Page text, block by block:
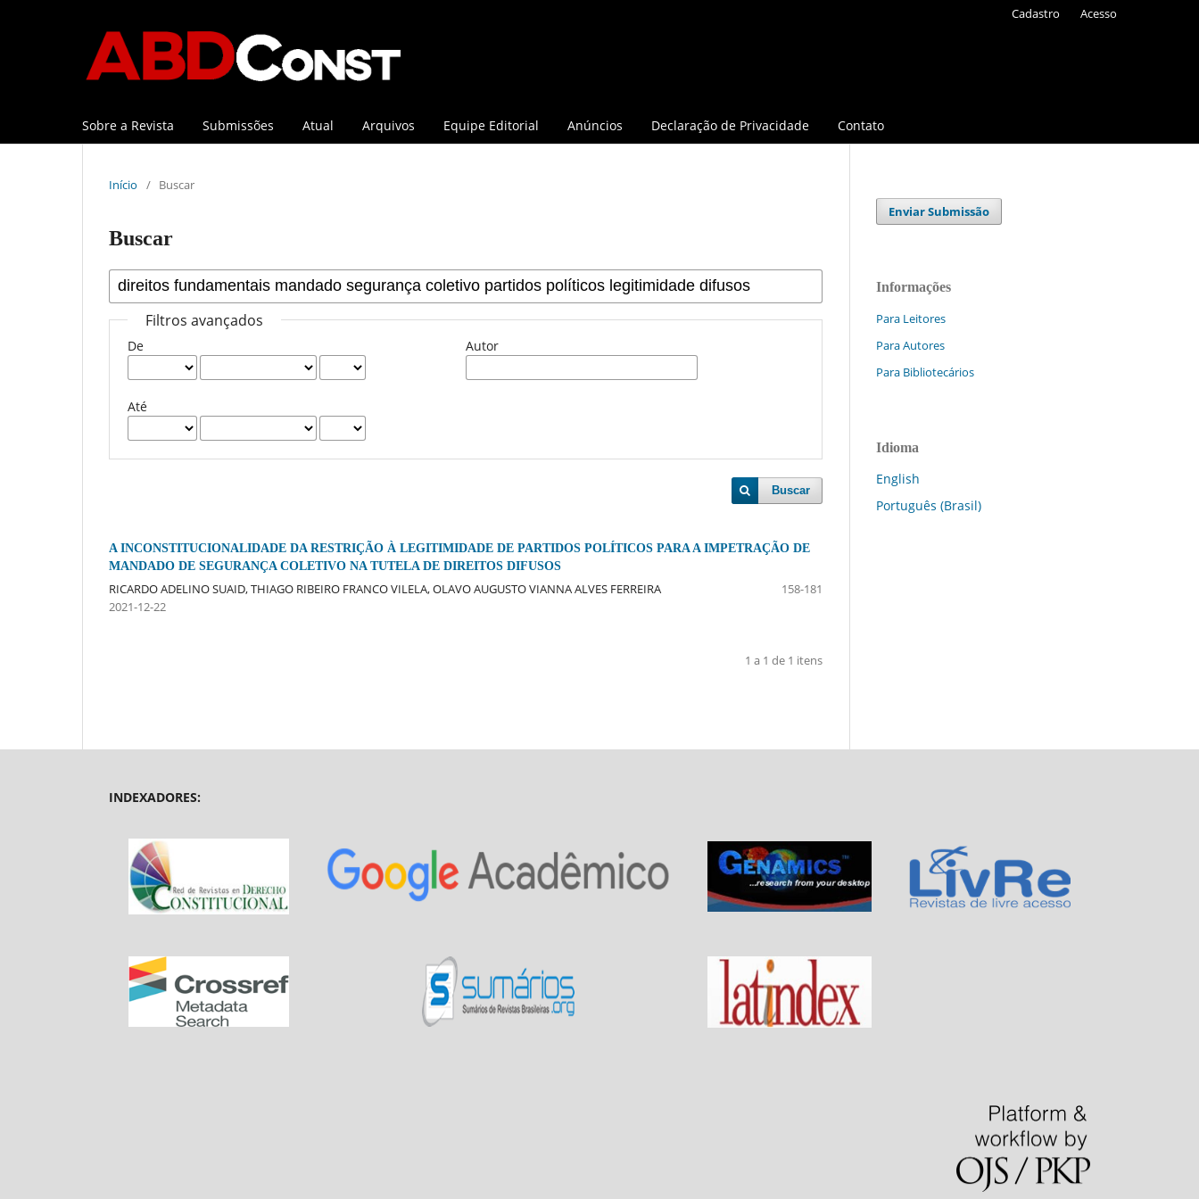
Sobre a Revista Submissões Atual Arquivos Equipe Editorial Anúncios Declaração de Privacidade Contato
Cadastro Acesso
Início / Buscar
Buscar
Filtros avançados
De
Até
Autor
Buscar
A INCONSTITUCIONALIDADE DA RESTRIÇÃO À LEGITIMIDADE DE PARTIDOS POLÍTICOS PARA A IMPETRAÇÃO DE
MANDADO DE SEGURANÇA COLETIVO NA TUTELA DE DIREITOS DIFUSOS
RICARDO ADELINO SUAID, THIAGO RIBEIRO FRANCO VILELA, OLAVO AUGUSTO VIANNA ALVES FERREIRA
158-181
2021-12-22
1 a 1 de 1 itens
Enviar Submissão
Informações
Para Leitores
Para Autores
Para Bibliotecários
Idioma
English
Português (Brasil)
INDEXADORES: